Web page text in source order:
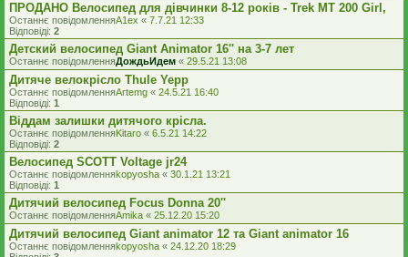
ПРОДАНО Велосипед для дівчинки 8-12 років - Trek MT 200 Girl,
Останнє повідомленняA1ex « 7.7.21 12:33
Відповіді: 2
Детский велосипед Giant Animator 16'' на 3-7 лет
Останнє повідомленняДождьИдем « 29.5.21 13:08
Дитяче велокрісло Thule Yepp
Останнє повідомленняArtemg « 24.5.21 16:40
Відповіді: 1
Віддам залишки дитячого крісла.
Останнє повідомленняKitaro « 6.5.21 14:22
Відповіді: 2
Велосипед SCOTT Voltage jr24
Останнє повідомленняkopyosha « 30.1.21 13:21
Відповіді: 1
Дитячий велосипед Focus Donna 20''
Останнє повідомленняAmika « 25.12.20 15:20
Дитячий велосипед Giant animator 12 та Giant animator 16
Останнє повідомленняkopyosha « 24.12.20 18:29